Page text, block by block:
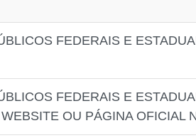
FEDERAIS E
FEDERAIS E
OU PÁGINA OFICIAL